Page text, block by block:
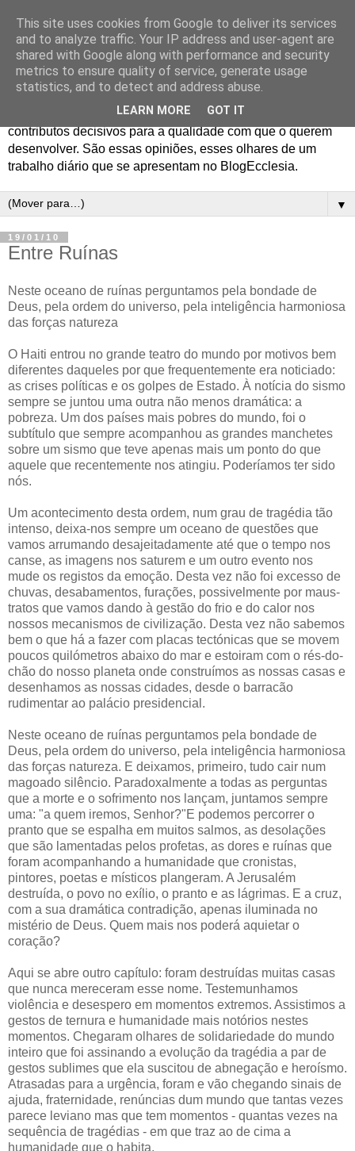
Blog Ecclesia
O jornalismo da Agência Ecclesia e dos Programas
Ecclesia e 70x7 gera opiniões entre os profissionais que o
realizam e os colaboradores em quem encontram
contributos decisivos para a qualidade com que o querem
desenvolver. São essas opiniões, esses olhares de um
trabalho diário que se apresentam no BlogEcclesia.
▼
19/01/10
Entre Ruínas
Neste oceano de ruínas perguntamos pela bondade de
Deus, pela ordem do universo, pela inteligência harmoniosa
das forças natureza
O Haiti entrou no grande teatro do mundo por motivos bem
diferentes daqueles por que frequentemente era noticiado:
as crises políticas e os golpes de Estado. À notícia do sismo
sempre se juntou uma outra não menos dramática: a
pobreza. Um dos países mais pobres do mundo, foi o
subtítulo que sempre acompanhou as grandes manchetes
sobre um sismo que teve apenas mais um ponto do que
aquele que recentemente nos atingiu. Poderíamos ter sido
nós.
Um acontecimento desta ordem, num grau de tragédia tão
intenso, deixa-nos sempre um oceano de questões que
vamos arrumando desajeitadamente até que o tempo nos
canse, as imagens nos saturem e um outro evento nos
mude os registos da emoção. Desta vez não foi excesso de
chuvas, desabamentos, furações, possivelmente por maus-
tratos que vamos dando à gestão do frio e do calor nos
nossos mecanismos de civilização. Desta vez não sabemos
bem o que há a fazer com placas tectónicas que se movem
poucos quilómetros abaixo do mar e estoiram com o rés-do-
chão do nosso planeta onde construímos as nossas casas e
desenhamos as nossas cidades, desde o barracão
rudimentar ao palácio presidencial.
Neste oceano de ruínas perguntamos pela bondade de
Deus, pela ordem do universo, pela inteligência harmoniosa
das forças natureza. E deixamos, primeiro, tudo cair num
magoado silêncio. Paradoxalmente a todas as perguntas
que a morte e o sofrimento nos lançam, juntamos sempre
uma: "a quem iremos, Senhor?"E podemos percorrer o
pranto que se espalha em muitos salmos, as desolações
que são lamentadas pelos profetas, as dores e ruínas que
foram acompanhando a humanidade que cronistas,
pintores, poetas e místicos plangeram. A Jerusalém
destruída, o povo no exílio, o pranto e as lágrimas. E a cruz,
com a sua dramática contradição, apenas iluminada no
mistério de Deus. Quem mais nos poderá aquietar o
coração?
Aqui se abre outro capítulo: foram destruídas muitas casas
que nunca mereceram esse nome. Testemunhamos
violência e desespero em momentos extremos. Assistimos a
gestos de ternura e humanidade mais notórios nestes
momentos. Chegaram olhares de solidariedade do mundo
inteiro que foi assinando a evolução da tragédia a par de
gestos sublimes que ela suscitou de abnegação e heroísmo.
Atrasadas para a urgência, foram e vão chegando sinais de
ajuda, fraternidade, renúncias dum mundo que tantas vezes
parece leviano mas que tem momentos - quantas vezes na
sequência de tragédias - em que traz ao de cima a
humanidade que o habita.
This site uses cookies from Google to deliver its services
and to analyze traffic. Your IP address and user-agent are
shared with Google along with performance and security
metrics to ensure quality of service, generate usage
statistics, and to detect and address abuse.
LEARN MORE GOT IT